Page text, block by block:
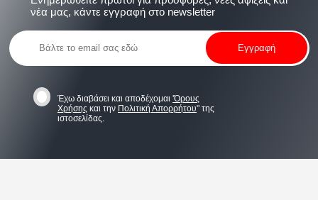
νέα μας, κάντε εγγραφή στο newsletter
Έχω διαβάσει και αποδέχομαι'Όρους
Χρήσης και την Πολιτική Απορρήτου" της
ιστοσελίδας.